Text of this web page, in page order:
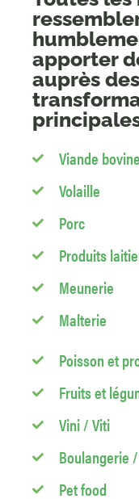
apporter
auprès
Viande bovine
Volaille
Porc
Produits
Meunerie
Malterie
Poisson et
Fruits et
Vini / Viti
Boulangerie
Pet food